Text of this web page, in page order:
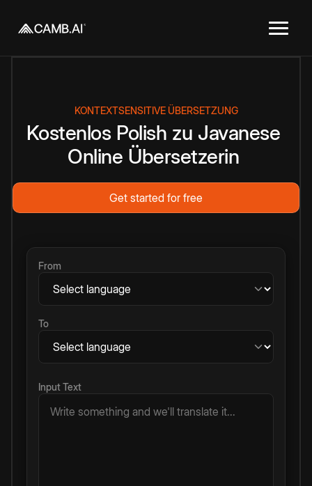
KONTEXTSENSITIVE ÜBERSETZUNG
Kostenlos Polish zu Javanese
Online Übersetzerin
Get started for free
From
To
Input Text